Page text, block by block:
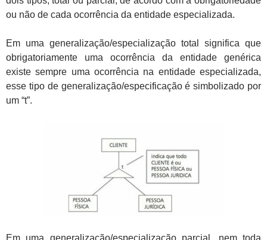
ou não de cada ocorrência da entidade especializada.
Em uma generalização/especialização total significa que
obrigatoriamente uma ocorrência da entidade genérica
existe sempre uma ocorrência na entidade especializada,
esse tipo de generalização/especificação é simbolizado por
um “t”.
Em uma generalização/especialização parcial, nem toda